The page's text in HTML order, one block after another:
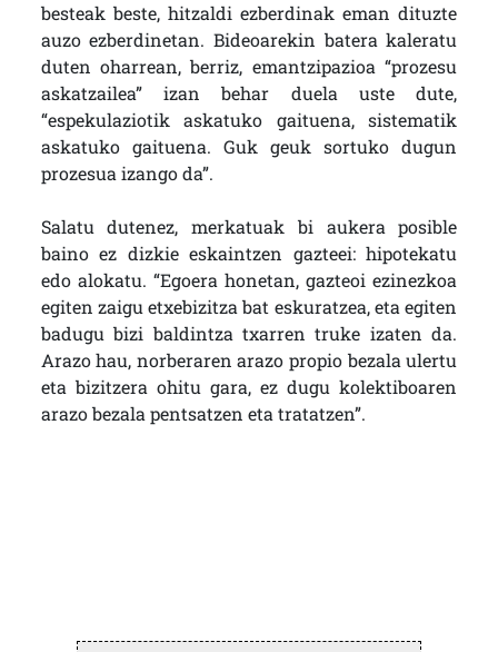
besteak beste, hitzaldi ezberdinak eman dituzte
auzo ezberdinetan. Bideoarekin batera kaleratu
duten oharrean, berriz, emantzipazioa “prozesu
askatzailea” izan behar duela uste dute,
“espekulaziotik askatuko gaituena, sistematik
askatuko gaituena. Guk geuk sortuko dugun
prozesua izango da”.
Salatu dutenez, merkatuak bi aukera posible
baino ez dizkie eskaintzen gazteei: hipotekatu
edo alokatu. “Egoera honetan, gazteoi ezinezkoa
egiten zaigu etxebizitza bat eskuratzea, eta egiten
badugu bizi baldintza txarren truke izaten da.
Arazo hau, norberaren arazo propio bezala ulertu
eta bizitzera ohitu gara, ez dugu kolektiboaren
arazo bezala pentsatzen eta tratatzen”.